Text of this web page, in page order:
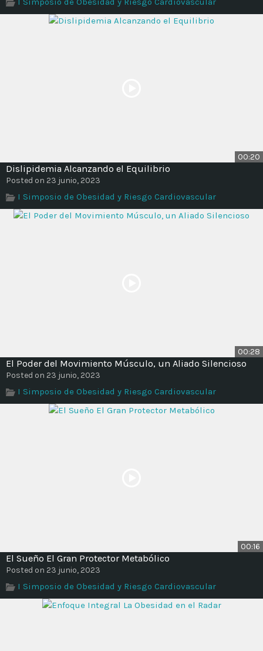
00:20
Dislipidemia Alcanzando el Equilibrio
Posted on 23 junio, 2023
I Simposio de Obesidad y Riesgo Cardiovascular
00:28
El Poder del Movimiento Músculo, un Aliado Silencioso
Posted on 23 junio, 2023
I Simposio de Obesidad y Riesgo Cardiovascular
00:16
El Sueño El Gran Protector Metabólico
Posted on 23 junio, 2023
I Simposio de Obesidad y Riesgo Cardiovascular